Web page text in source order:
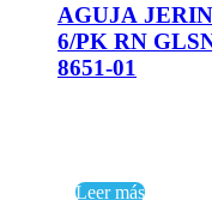
AGUJA
6/PK RN
8651-01
Leer más